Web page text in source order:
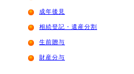
成年後見
相続登記・遺産分割
生前贈与
財産分与